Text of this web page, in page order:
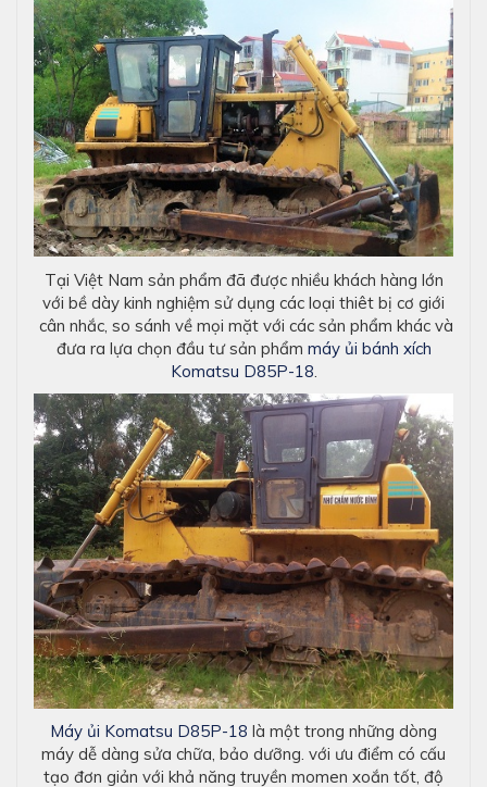
Tại Việt Nam sản phẩm đã được nhiều khách hàng lớn
với bề dày kinh nghiệm sử dụng các loại thiêt bị cơ giới
cân nhắc, so sánh về mọi mặt với các sản phẩm khác và
đưa ra lựa chọn đầu tư sản phẩm máy ủi bánh xích
Komatsu D85P-18
Máy ủi Komatsu D85P-18 là một trong những dòng
máy dễ dàng sửa chữa, bảo dưỡng. với ưu điểm có cấu
tạo đơn giản với khả năng truyền momen xoắn tốt, độ